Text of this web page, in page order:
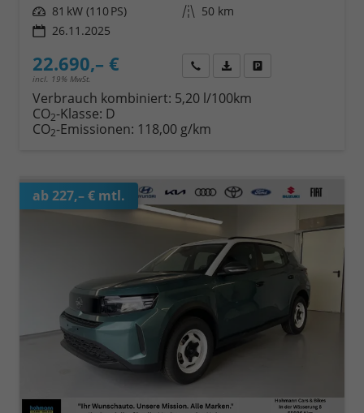
Leistung 81 kW (110 PS) Kilometerstand 50 km
26.11.2025
22.690,– €
incl. 19% MwSt.
Wir rufen Sie anFahrzeugexposé (PDF)
Verbrauch kombiniert: 5,20 l/100km
CO2-Klasse: D
CO2-Emissionen: 118,00 g/km
ab 227,– € mtl.